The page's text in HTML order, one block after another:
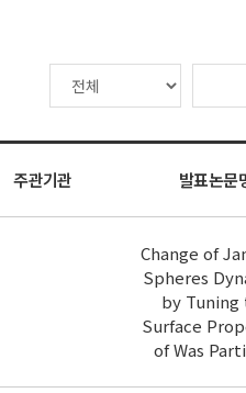
주관기관 발표논문
Change of
Spheres
by Tuning
Surface
of Was